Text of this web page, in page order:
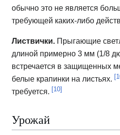
обычно это не является
требующей каких-либо
Листвички. Прыгающие
длиной примерно 3 мм (1/8
встречается в защищенных
белые крапинки на листьях.
требуется. [10]
Урожай